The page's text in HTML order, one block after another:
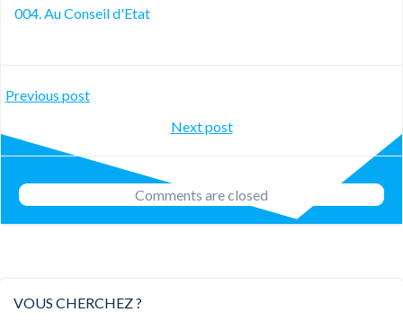
004. Au Conseil d'Etat
Post
navigation
Previous post
Post
navigation
Next post
Comments are closed
VOUS CHERCHEZ ?